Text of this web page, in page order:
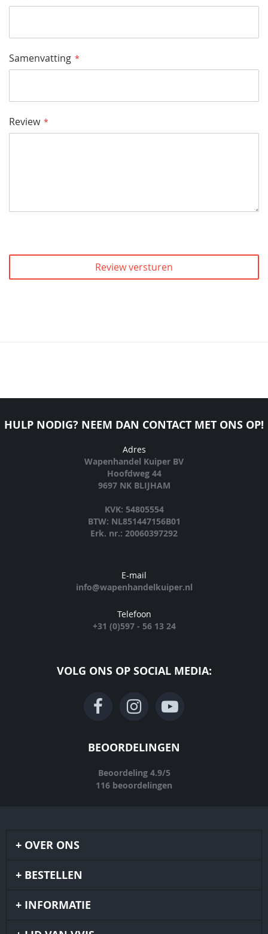
Samenvatting
Review
Review versturen
HULP NODIG? NEEM DAN CONTACT MET ONS OP!
Adres
Wapenhandel Kuiper BV
Hoofdweg 44
9697 NK BLIJHAM
KVK: 54805554
BTW: NL851447156B01
Erk. nr.: 20060397292
E-mail
info@wapenhandelkuiper.nl
Telefoon
+31 (0)597 - 56 13 24
VOLG ONS OP SOCIAL MEDIA:
BEOORDELINGEN
Beoordeling 4.9/5
116 beoordelingen
OVER ONS
BESTELLEN
INFORMATIE